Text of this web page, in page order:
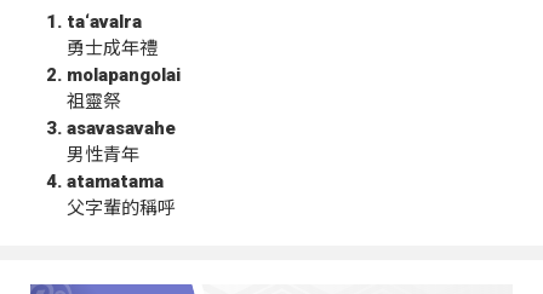
ta‘avalra
勇士成年禮
molapangolai
祖靈祭
asavasavahe
男性青年
atamatama
父字輩的稱呼